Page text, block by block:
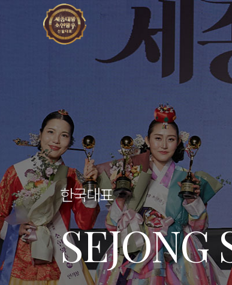
한국대표
SEJONG